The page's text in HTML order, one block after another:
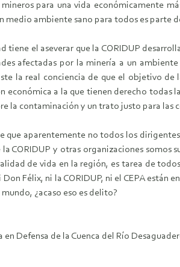
para una vida económicamente
medio ambiente sano para todos es parte
tiene el aseverar que la CORIDUP
afectadas por la minería a un
la real conciencia de que el objetivo
económica a la que tienen derecho todas
la contaminación y un trato justo para las
que aparentemente no todos los
CORIDUP y otras organizaciones somos
de vida en la región, es tarea de
Félix, ni la CORIDUP, ni el CEPA están
mundo, ¿acaso eso es delito?
en Defensa de la Cuenca del Río